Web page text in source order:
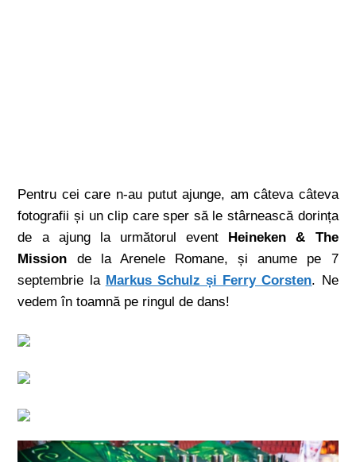
Pentru cei care n-au putut ajunge, am câteva câteva
fotografii și un clip care sper să le stârnească dorința
de a ajung la următorul event Heineken & The
Mission de la Arenele Romane, și anume pe 7
septembrie la Markus Schulz și Ferry Corsten. Ne
vedem în toamnă pe ringul de dans!